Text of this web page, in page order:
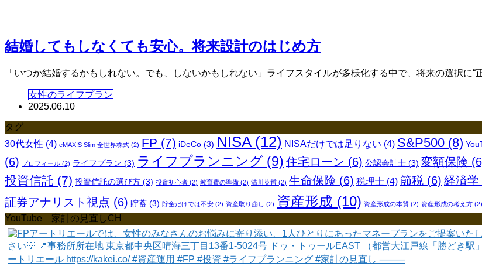
結婚してもしなくても安心。将来設計のはじめ方
「いつか結婚するかもしれない。でも、しないかもしれない」ライフスタイルが多様化する中で、将来の選択に“
女性のライフプラン
2025.06.10
タグ
30代女性 (4) eMAXIS Slim 全世界株式 (2) FP (7) iDeCo (3) NISA(12) NISAだけでは足りない (4) S&P500 (8)
(6) プロフィール (2) ライフプラン (3) ライフプランニング (9) 住宅ローン (6) 公認会計士 (3) 変額保険
投資信託 (7) 投資信託の選び方 (3) 投資初心者 (2) 教育費の準備 (2) 清川英哲 (2) 生命保険 (6) 税理士 (4) 節税 (6) 経済学
証券アナリスト視点 (6) 貯蓄 (3) 貯金だけでは不安 (2) 資産取り崩し (2) 資産形成 (10) 資産形成の本質 (2) 資産形成の考え方 (2)
YouTube 家計の見直しCH